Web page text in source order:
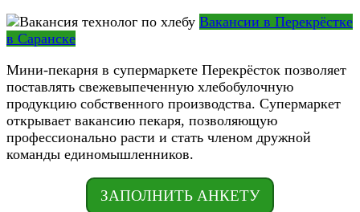
Вакансии в Перекрёстке
в Саранске
Мини-пекарня в супермаркете Перекрёсток позволяет
поставлять свежевыпеченную хлебобулочную
продукцию собственного производства. Супермаркет
открывает вакансию пекаря, позволяющую
профессионально расти и стать членом дружной
команды единомышленников.
ЗАПОЛНИТЬ АНКЕТУ